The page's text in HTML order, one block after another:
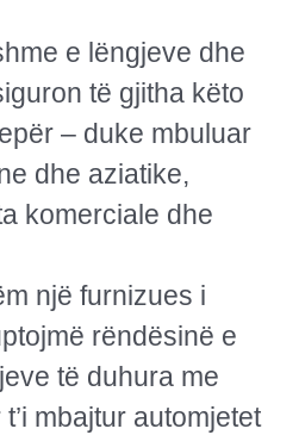
e lëngjeve dhe
të gjitha këto
– duke mbuluar
dhe aziatike,
komerciale dhe
një furnizues i
rëndësinë e
të duhura me
mbajtur automjetet